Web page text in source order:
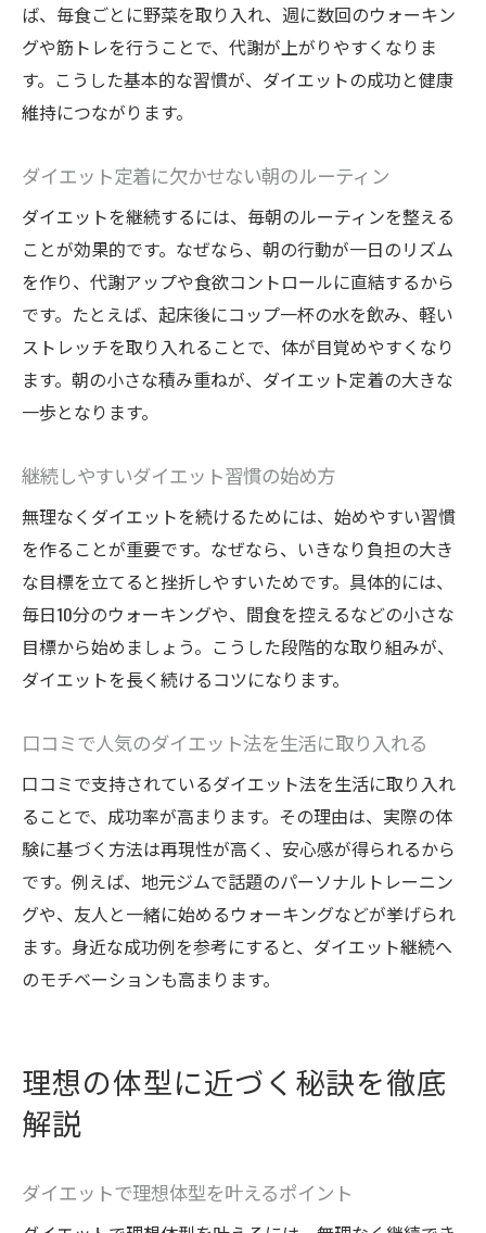
専門家サポートで安心のダイエット体験
専門家の指導で安心ダイエット習慣を実現
パーソナルトレーナーと進めるダイエット
体験
日立市で人気のダイエットサポート内容
ダイエット初心者も安心の専門家アドバイ
ス
口コミ高評価のダイエットサポートとは
継続を支えるプロのダイエット指導力
自然環境を活かした運動習慣のすすめ
自然を楽しみながら続けるダイエット運動
アウトドアで実践できるダイエット習慣
人気の外トレでダイエット効果を実感
自然の中で心身を整えるダイエット法
無理なく習慣化できる運動ダイエット術
リバウンドしないダイエット実践例
リバウンド防止に役立つダイエット実例集
人気のリバウンド対策ダイエットの秘策
ダイエット継続のコツと実践ポイント
リバウンドしない食事・運動のバランス
長期間続くダイエット習慣の実践方法
長く続けるためのモチベ維持テクニック
ダイエットのモチベーション維持法を伝授
目標達成に導くダイエット継続の秘訣
人気の継続術でダイエットを楽しむコツ
慣
ば、毎食ごとに野菜を取り入れ、週に数回のウォーキン
グや筋トレを行うことで、代謝が上がりやすくなりま
す。こうした基本的な習慣が、ダイエットの成功と健康
維持につながります。
ダイエット定着に欠かせない朝のルーティン
ダイエットを継続するには、毎朝のルーティンを整える
ことが効果的です。なぜなら、朝の行動が一日のリズム
を作り、代謝アップや食欲コントロールに直結するから
です。たとえば、起床後にコップ一杯の水を飲み、軽い
ストレッチを取り入れることで、体が目覚めやすくなり
ます。朝の小さな積み重ねが、ダイエット定着の大きな
一歩となります。
継続しやすいダイエット習慣の始め方
無理なくダイエットを続けるためには、始めやすい習慣
を作ることが重要です。なぜなら、いきなり負担の大き
な目標を立てると挫折しやすいためです。具体的には、
毎日10分のウォーキングや、間食を控えるなどの小さな
目標から始めましょう。こうした段階的な取り組みが、
ダイエットを長く続けるコツになります。
口コミで人気のダイエット法を生活に取り入れる
口コミで支持されているダイエット法を生活に取り入れ
ることで、成功率が高まります。その理由は、実際の体
験に基づく方法は再現性が高く、安心感が得られるから
です。例えば、地元ジムで話題のパーソナルトレーニン
グや、友人と一緒に始めるウォーキングなどが挙げられ
ます。身近な成功例を参考にすると、ダイエット継続へ
のモチベーションも高まります。
理想の体型に近づく秘訣を徹底
解説
ダイエットで理想体型を叶えるポイント